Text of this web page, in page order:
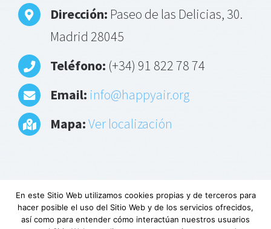
Dirección: Paseo de las Delicias, 30.
Madrid 28045
Teléfono: (+34) 91 822 78 74
Email: info@happyair.org
Mapa:Ver localización
Aviso Legal |Política de privacidad|Descargo
En este Sitio Web utilizamos cookies propias y de terceros para
hacer posible el uso del Sitio Web y de los servicios ofrecidos,
así como para entender cómo interactúan nuestros usuarios